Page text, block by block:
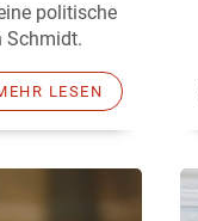
politische
Schmidt.
LESEN